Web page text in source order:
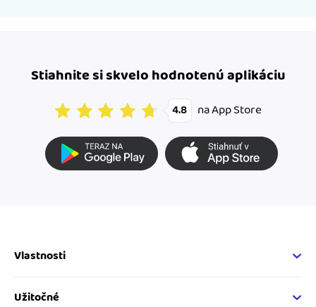
Stiahnite si skvelo hodnotenú aplikáciu
4.8 na App Store
Vlastnosti
Fakturačné vlastnosti
Online fakturácia
Užitočné